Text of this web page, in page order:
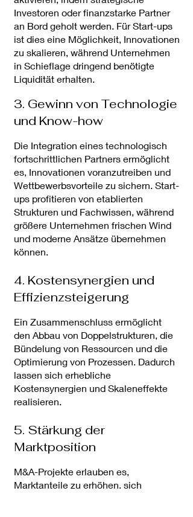
Investoren oder finanzstarke Partner
an Bord geholt werden. Für Start-ups
ist dies eine Möglichkeit, Innovationen
zu skalieren, während Unternehmen
in Schieflage dringend benötigte
Liquidität erhalten.
3. Gewinn von Technologie
und Know-how
Die Integration eines technologisch
fortschrittlichen Partners ermöglicht
es, Innovationen voranzutreiben und
Wettbewerbsvorteile zu sichern. Start-
ups profitieren von etablierten
Strukturen und Fachwissen, während
größere Unternehmen frischen Wind
und moderne Ansätze übernehmen
können.
4. Kostensynergien und
Effizienzsteigerung
Ein Zusammenschluss ermöglicht
den Abbau von Doppelstrukturen, die
Bündelung von Ressourcen und die
Optimierung von Prozessen. Dadurch
lassen sich erhebliche
Kostensynergien und Skaleneffekte
realisieren.
5. Stärkung der
Marktposition
M&A-Projekte erlauben es,
Marktanteile zu erhöhen, sich